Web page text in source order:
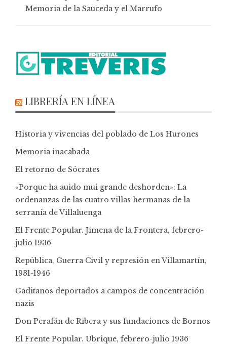
Memoria de la Sauceda y el Marrufo
LIBRERÍA EN LÍNEA
Historia y vivencias del poblado de Los Hurones
Memoria inacabada
El retorno de Sócrates
«Porque ha auido mui grande deshorden»: La
ordenanzas de las cuatro villas hermanas de la
serranía de Villaluenga
El Frente Popular. Jimena de la Frontera, febrero-
julio 1936
República, Guerra Civil y represión en Villamartín,
1931-1946
Gaditanos deportados a campos de concentración
nazis
Don Perafán de Ribera y sus fundaciones de Bornos
El Frente Popular. Ubrique, febrero-julio 1936